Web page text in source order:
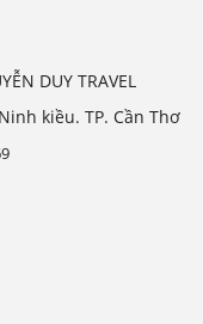
DUY TRAVEL
kiều. TP. Cần Thơ